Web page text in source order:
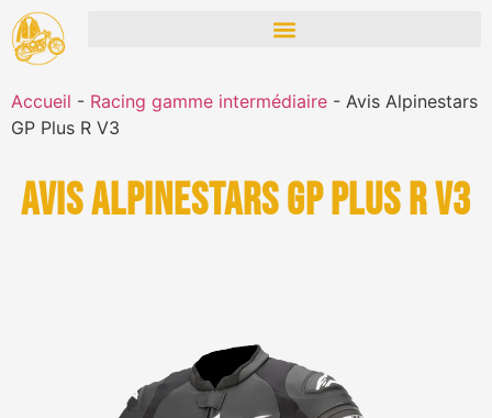
Accueil - Racing gamme intermédiaire - Avis Alpinestars
GP Plus R V3
Avis Alpinestars GP Plus R V3